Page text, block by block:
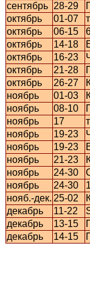
сентябрь 28-29
октябрь
01-07
октябрь
06-15
октябрь
14-18
октябрь
16-23
октябрь
21-28
октябрь
26-27
ноябрь
01-03
ноябрь
08-10
ноябрь
17
ноябрь
19-23
ноябрь
19-23
ноябрь
21-23
ноябрь
24-30
ноябрь
24-30
нояб.-дек. 25-02
декабрь
11-22
декабрь
13-15
декабрь
14-15